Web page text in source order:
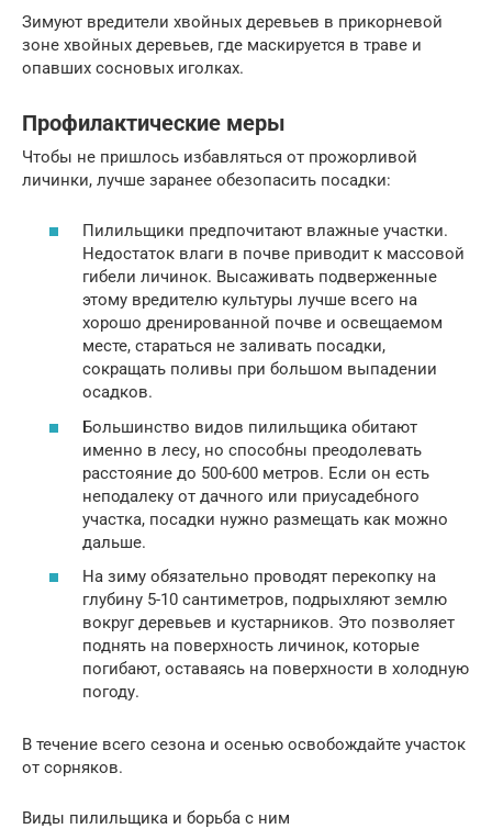
Зимуют вредители хвойных деревьев в прикорневой
зоне хвойных деревьев, где маскируется в траве и
опавших сосновых иголках.
Профилактические меры
Чтобы не пришлось избавляться от прожорливой
личинки, лучше заранее обезопасить посадки:
Пилильщики предпочитают влажные участки.
Недостаток влаги в почве приводит к массовой
гибели личинок. Высаживать подверженные
этому вредителю культуры лучше всего на
хорошо дренированной почве и освещаемом
месте, стараться не заливать посадки,
сокращать поливы при большом выпадении
осадков.
Большинство видов пилильщика обитают
именно в лесу, но способны преодолевать
расстояние до 500-600 метров. Если он есть
неподалеку от дачного или приусадебного
участка, посадки нужно размещать как можно
дальше.
На зиму обязательно проводят перекопку на
глубину 5-10 сантиметров, подрыхляют землю
вокруг деревьев и кустарников. Это позволяет
поднять на поверхность личинок, которые
погибают, оставаясь на поверхности в холодную
погоду.
В течение всего сезона и осенью освобождайте участок
от сорняков.
Виды пилильщика и борьба с ним